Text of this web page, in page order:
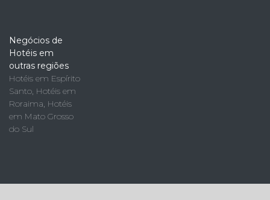
Negócios de
Hotéis em
outras regiões
Hotéis em Espírito
Santo, Hotéis em
Roraima, Hotéis
em Mato Grosso
do Sul